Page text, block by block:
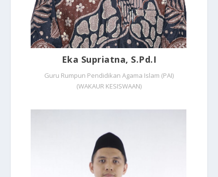
Eka Supriatna, S.Pd.I
Guru Rumpun Pendidikan Agama Islam (PAI)
(WAKAUR KESISWAAN)